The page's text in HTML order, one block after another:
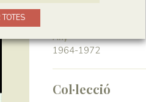
Any
1964-1972
Col·lecció